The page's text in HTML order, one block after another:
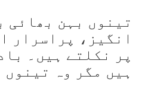
تینوں بہن بھائی
انگیز، پراسرار
پر نکلتے ہیں۔
ہیں مگر وہ